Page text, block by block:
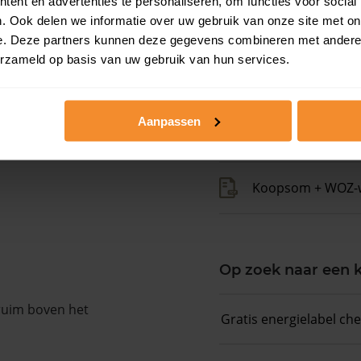
Ook delen we informatie over uw gebruik van onze site met
Deze partners kunnen deze gegevens combineren met
op basis van uw gebruik van hun services.
Aanpassen
boven het
Kadastrale
Koopsom +
Op zoek naar een
Gratis energielabel